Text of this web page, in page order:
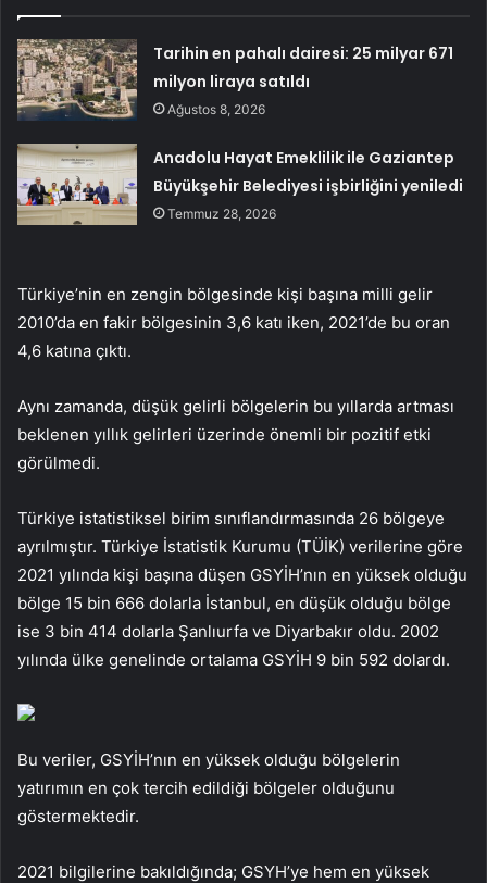
Tarihin en pahalı dairesi: 25 milyar 671
milyon liraya satıldı
Ağustos 8, 2026
Anadolu Hayat Emeklilik ile Gaziantep
Büyükşehir Belediyesi işbirliğini yeniledi
Temmuz 28, 2026
Türkiye’nin en zengin bölgesinde kişi başına milli gelir
2010’da en fakir bölgesinin 3,6 katı iken, 2021’de bu oran
4,6 katına çıktı.
Aynı zamanda, düşük gelirli bölgelerin bu yıllarda artması
beklenen yıllık gelirleri üzerinde önemli bir pozitif etki
görülmedi.
Türkiye istatistiksel birim sınıflandırmasında 26 bölgeye
ayrılmıştır. Türkiye İstatistik Kurumu (TÜİK) verilerine göre
2021 yılında kişi başına düşen GSYİH’nın en yüksek olduğu
bölge 15 bin 666 dolarla İstanbul, en düşük olduğu bölge
ise 3 bin 414 dolarla Şanlıurfa ve Diyarbakır oldu. 2002
yılında ülke genelinde ortalama GSYİH 9 bin 592 dolardı.
Bu veriler, GSYİH’nın en yüksek olduğu bölgelerin
yatırımın en çok tercih edildiği bölgeler olduğunu
göstermektedir.
2021 bilgilerine bakıldığında; GSYH’ye hem en yüksek